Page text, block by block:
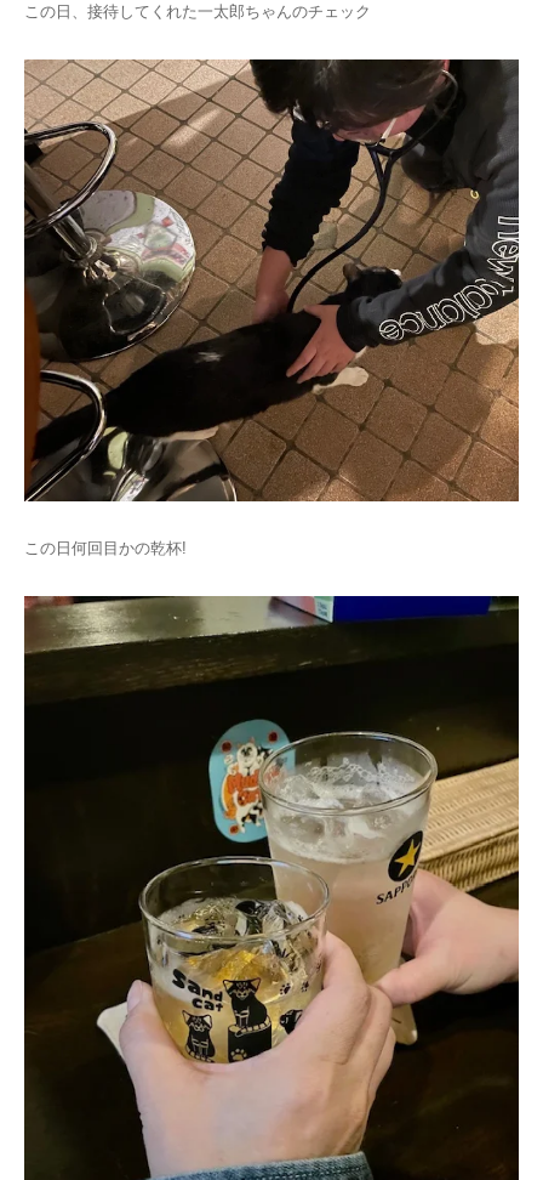
この日、接待してくれた一太郎ちゃんのチェック
この日何回目かの乾杯!